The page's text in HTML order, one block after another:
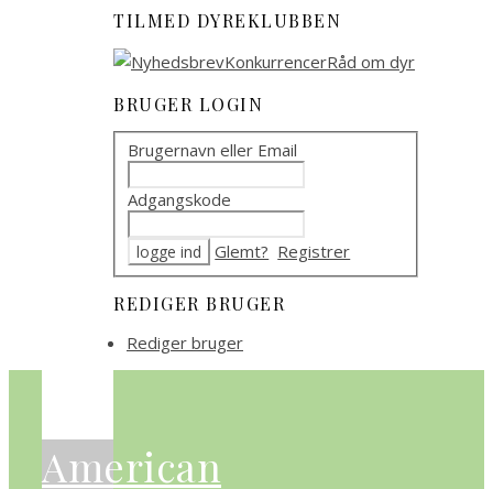
American
TILMED DYREKLUBBEN
BRUGER LOGIN
Brugernavn eller Email
Adgangskode
Glemt? Registrer
REDIGER BRUGER
Rediger bruger